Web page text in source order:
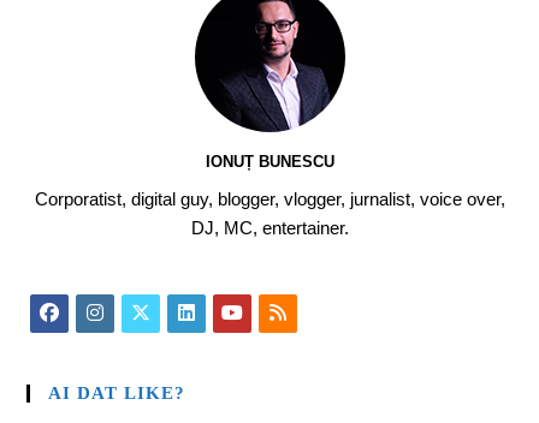
IONUȚ BUNESCU
Corporatist, digital guy, blogger, vlogger, jurnalist, voice over,
DJ, MC, entertainer.
AI DAT LIKE?